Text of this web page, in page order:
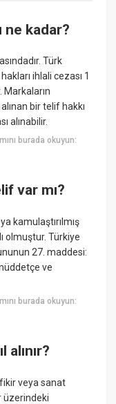
ne kadar?
Türk
ihlali cezası 1
Markaların
bir telif hakkı
alınabilir.
burada okuyun:
var mı?
kamulaştırılmış
olmuştur. Türkiye
27. maddesi:
ve
burada okuyun:
fikir veya sanat
üzerindeki